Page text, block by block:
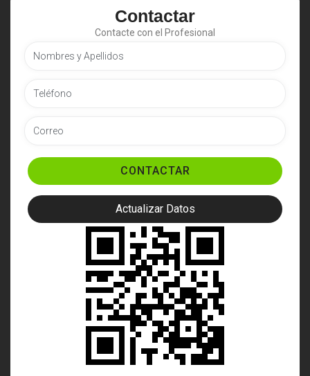
Contactar
Contacte con el Profesional
CONTACTAR
Actualizar Datos